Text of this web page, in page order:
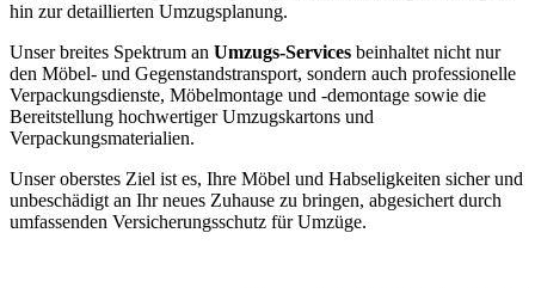
hin zur detaillierten Umzugsplanung.
Unser breites Spektrum an Umzugs-Services beinhaltet nicht nur
den Möbel- und Gegenstandstransport, sondern auch professionelle
Verpackungsdienste, Möbelmontage und -demontage sowie die
Bereitstellung hochwertiger Umzugskartons und
Verpackungsmaterialien.
Unser oberstes Ziel ist es, Ihre Möbel und Habseligkeiten sicher und
unbeschädigt an Ihr neues Zuhause zu bringen, abgesichert durch
umfassenden Versicherungsschutz für Umzüge.